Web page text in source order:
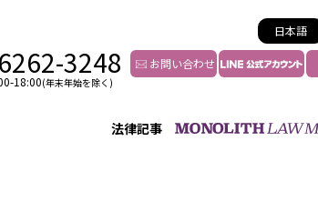
日本語
3248
18:00(年末年始を除く)
お問い合わせ
法律記事